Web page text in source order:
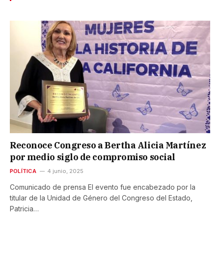
Reconoce Congreso a Bertha Alicia Martínez
por medio siglo de compromiso social
POLÍTICA 4 junio, 2025
Comunicado de prensa El evento fue encabezado por la
titular de la Unidad de Género del Congreso del Estado,
Patricia…